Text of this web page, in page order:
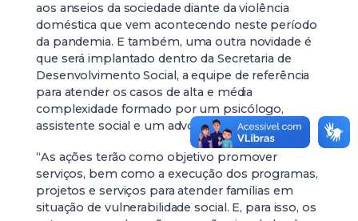
aos anseios da sociedade diante da violência
doméstica que vem acontecendo neste período
da pandemia. E também, uma outra novidade é
que será implantado dentro da Secretaria de
Desenvolvimento Social, a equipe de referência
para atender os casos de alta e média
complexidade formado por um psicólogo,
assistente social e um advogado.
“As ações terão como objetivo promover
serviços, bem como a execução dos programas,
projetos e serviços para atender famílias em
situação de vulnerabilidade social. E, para isso, os